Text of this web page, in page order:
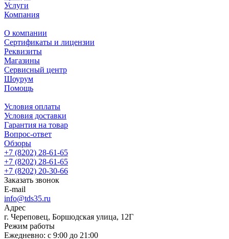
Услуги
Компания
О компании
Сертификаты и лицензии
Реквизиты
Магазины
Сервисный центр
Шоурум
Помощь
Условия оплаты
Условия доставки
Гарантия на товар
Вопрос-ответ
Обзоры
+7 (8202) 28‑61-65
+7 (8202) 28‑61-65
+7 (8202) 20‑30-66
Заказать звонок
E-mail
info@tds35.ru
Адрес
г. Череповец, Боршодская улица, 12Г
Режим работы
Ежедневно: с 9:00 до 21:00